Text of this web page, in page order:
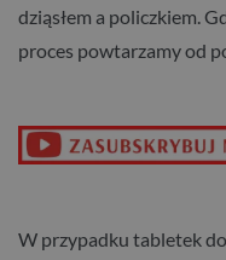
dziąsłem a policzkiem.
proces powtarzamy od
W przypadku tabletek